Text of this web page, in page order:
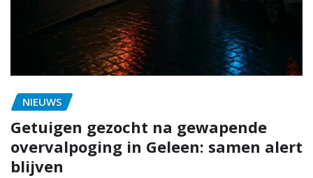
NIEUWS
Getuigen gezocht na gewapende
overvalpoging in Geleen: samen alert
blijven